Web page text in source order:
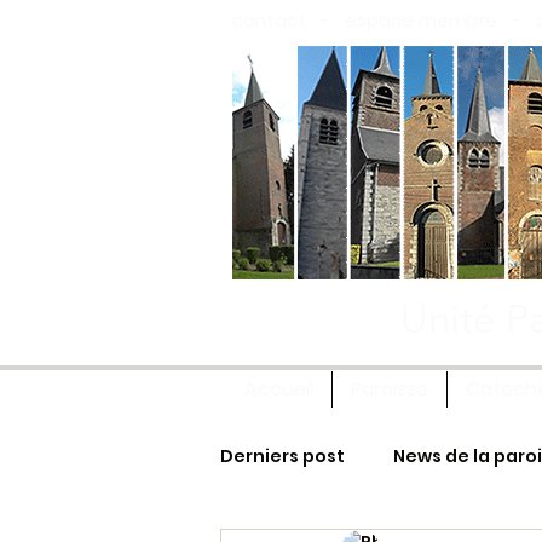
Derniers post News de la